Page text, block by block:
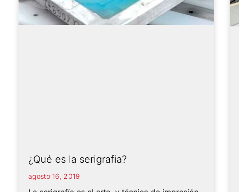
¿Qué es la serigrafia?
agosto 16, 2019